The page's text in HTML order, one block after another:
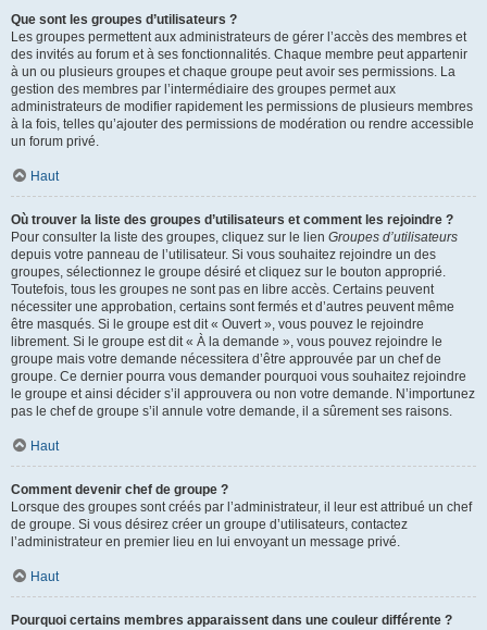
Que sont les groupes d’utilisateurs ?
Les groupes permettent aux administrateurs de gérer l’accès des membres et
des invités au forum et à ses fonctionnalités. Chaque membre peut appartenir
à un ou plusieurs groupes et chaque groupe peut avoir ses permissions. La
gestion des membres par l’intermédiaire des groupes permet aux
administrateurs de modifier rapidement les permissions de plusieurs membres
à la fois, telles qu’ajouter des permissions de modération ou rendre accessible
un forum privé.
Haut
Où trouver la liste des groupes d’utilisateurs et comment les rejoindre ?
Pour consulter la liste des groupes, cliquez sur le lien Groupes d’utilisateurs
depuis votre panneau de l’utilisateur. Si vous souhaitez rejoindre un des
groupes, sélectionnez le groupe désiré et cliquez sur le bouton approprié.
Toutefois, tous les groupes ne sont pas en libre accès. Certains peuvent
nécessiter une approbation, certains sont fermés et d’autres peuvent même
être masqués. Si le groupe est dit « Ouvert », vous pouvez le rejoindre
librement. Si le groupe est dit « À la demande », vous pouvez rejoindre le
groupe mais votre demande nécessitera d’être approuvée par un chef de
groupe. Ce dernier pourra vous demander pourquoi vous souhaitez rejoindre
le groupe et ainsi décider s’il approuvera ou non votre demande. N’importunez
pas le chef de groupe s’il annule votre demande, il a sûrement ses raisons.
Haut
Comment devenir chef de groupe ?
Lorsque des groupes sont créés par l’administrateur, il leur est attribué un chef
de groupe. Si vous désirez créer un groupe d’utilisateurs, contactez
l’administrateur en premier lieu en lui envoyant un message privé.
Haut
Pourquoi certains membres apparaissent dans une couleur différente ?